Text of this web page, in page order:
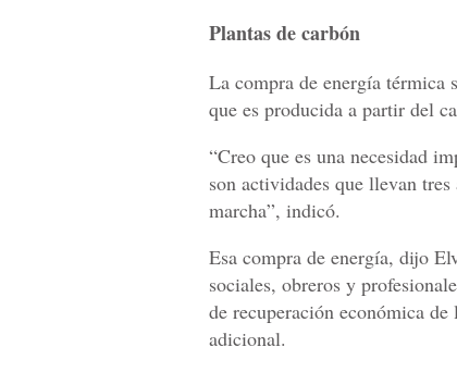
Plantas de carbón
La compra de energía térmica
que es producida a partir del
“Creo que es una necesidad
son actividades que llevan
marcha”, indicó.
Esa compra de energía, dijo
sociales, obreros y
de recuperación económica
adicional.